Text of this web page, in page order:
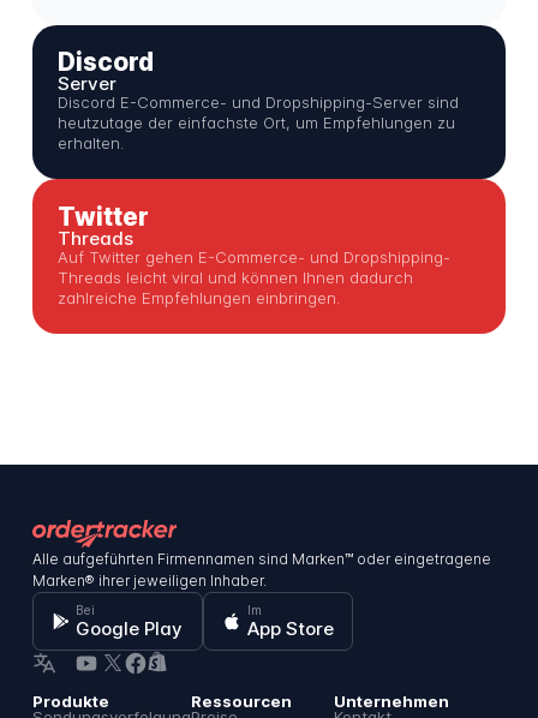
Discord
Server
Discord E-Commerce- und Dropshipping-Server sind
heutzutage der einfachste Ort, um Empfehlungen zu
erhalten.
Twitter
Threads
Auf Twitter gehen E-Commerce- und Dropshipping-
Threads leicht viral und können Ihnen dadurch
zahlreiche Empfehlungen einbringen.
Alle aufgeführten Firmennamen sind Marken™ oder eingetragene
Marken® ihrer jeweiligen Inhaber.
Bei
Google Play
Im
App Store
Produkte
Ressourcen
Unternehmen